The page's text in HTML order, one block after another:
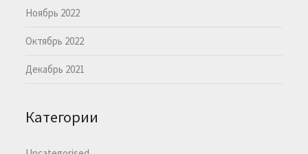
Ноябрь 2022
Октябрь 2022
Декабрь 2021
Категории